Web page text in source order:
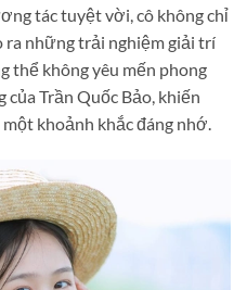
tác tuyệt vời, cô không chỉ
những trải nghiệm giải trí
thể không yêu mến phong
của Trần Quốc Bảo, khiến
khoảnh khắc đáng nhớ.